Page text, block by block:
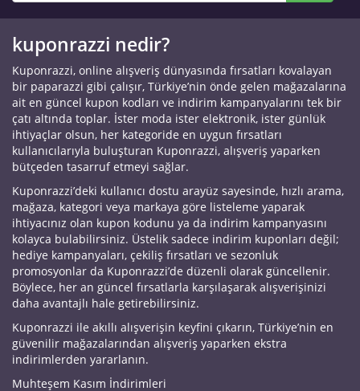
kuponrazzi nedir?
Kuponrazzi, online alışveriş dünyasında fırsatları kovalayan
bir paparazzi gibi çalışır, Türkiye’nin önde gelen mağazalarına
ait en güncel kupon kodları ve indirim kampanyalarını tek bir
çatı altında toplar. İster moda ister elektronik, ister günlük
ihtiyaçlar olsun, her kategoride en uygun fırsatları
kullanıcılarıyla buluşturan Kuponrazzi, alışveriş yaparken
bütçeden tasarruf etmeyi sağlar.
Kuponrazzi’deki kullanıcı dostu arayüz sayesinde, hızlı arama,
mağaza, kategori veya markaya göre listeleme yaparak
ihtiyacınız olan kupon kodunu ya da indirim kampanyasını
kolayca bulabilirsiniz. Üstelik sadece indirim kuponları değil;
hediye kampanyaları, çekiliş fırsatları ve sezonluk
promosyonlar da Kuponrazzi’de düzenli olarak güncellenir.
Böylece, her an güncel fırsatlarla karşılaşarak alışverişinizi
daha avantajlı hale getirebilirsiniz.
Kuponrazzi ile akıllı alışverişin keyfini çıkarın, Türkiye’nin en
güvenilir mağazalarından alışveriş yaparken ekstra
indirimlerden yararlanın.
Muhteşem Kasım İndirimleri